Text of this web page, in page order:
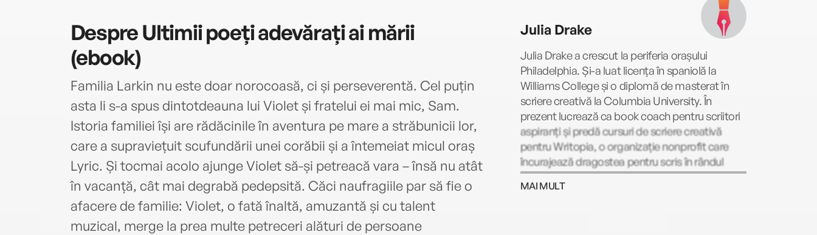
DespreUltimii poeți adevărați ai mării
(ebook)
Familia Larkin nu este doar norocoasă, ci și perseverentă. Cel puțin
asta li s-a spus dintotdeauna lui Violet și fratelui ei mai mic, Sam.
Istoria familiei își are rădăcinile în aventura pe mare a străbunicii lor,
care a supraviețuit scufundării unei corăbii și a întemeiat micul oraș
Lyric. Și tocmai acolo ajunge Violet să-și petreacă vara – însă nu atât
în vacanță, cât mai degrabă pedepsită. Căci naufragiile par să fie o
afacere de familie: Violet, o fată înaltă, amuzantă și cu talent
muzical, merge la prea multe petreceri alături de persoane
Julia Drake
Julia Drake a crescut la periferia orașului
Philadelphia. Și-a luat licența în spaniolă la
Williams College și o diplomă de masterat în
scriere creativă la Columbia University. În
prezent lucrează ca book coach pentru scriitori
aspiranți și predă cursuri de scriere creativă
pentru Writopia, o organizație nonprofit care
încurajează dragostea pentru scris în rândul
tinerilor. Ultimii poeți adevărați ai mării este
romanul ei de debut, publicat în 2019 și
MAI MULT